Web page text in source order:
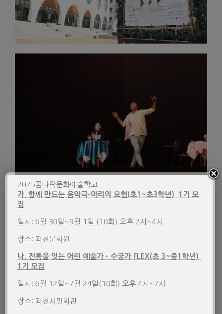
2025꿈다락문화예술학교
가. 함께 만드는 음악극-아리의 모험(초1~초3학년) 1기 모
집
일시: 6월 30일~9월 1일 (10회) 오후 2시~4시
장소: 과천문화원
나. 전통을 잇는 어린 예술가 – 수궁가 FLEX(초 3~중1학년)
1기 모집
일시: 6월 12일~7월 24일(10회) 오후 4시~7시
장소: 과천시민회관